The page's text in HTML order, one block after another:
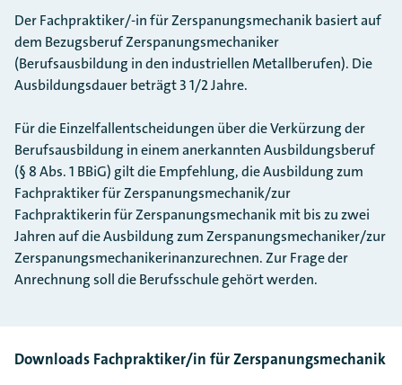
Der Fachpraktiker/-in für Zerspanungsmechanik basiert auf
dem Bezugsberuf Zerspanungsmechaniker
(Berufsausbildung in den industriellen Metallberufen). Die
Ausbildungsdauer beträgt 3 1/2 Jahre.
Für die Einzelfallentscheidungen über die Verkürzung der
Berufsausbildung in einem anerkannten Ausbildungsberuf
(§ 8 Abs. 1 BBiG) gilt die Empfehlung, die Ausbildung zum
Fachpraktiker für Zerspanungsmechanik/zur
Fachpraktikerin für Zerspanungsmechanik mit bis zu zwei
Jahren auf die Ausbildung zum Zerspanungsmechaniker/zur
Zerspanungsmechanikerinanzurechnen. Zur Frage der
Anrechnung soll die Berufsschule gehört werden.
Downloads Fachpraktiker/in für Zerspanungsmechanik